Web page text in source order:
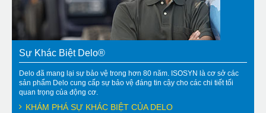
Sự Khác Biệt Delo®
Delo đã mang lại sự bảo vệ trong hơn 80 năm. ISOSYN là cơ sở các
sản phẩm Delo cung cấp sự bảo vệ đáng tin cậy cho các chi tiết tối
quan trọng của động cơ.
KHÁM PHÁ SỰ KHÁC BIỆT CỦA DELO